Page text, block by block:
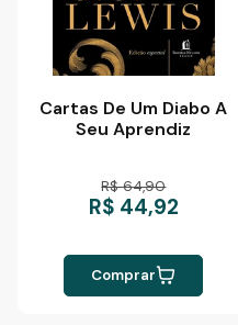
Cartas De Um Diabo A
Seu Aprendiz
R$ 64,90
R$ 44,92
Comprar